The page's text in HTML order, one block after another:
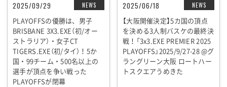
NEWS
2025/09/29
PLAYOFFSの優勝は、男子
BRISBANE 3X3.EXE（初/オー
ストラリア）・女子CT
TIGERS.EXE（初/タイ）！5か
国・99チーム・500名以上の
選手が頂点を争い戦った
PLAYOFFSが閉幕
NEWS
2025/06/18
【大阪開催決定】5カ国の頂点
を決める3人制バスケの最終決
戦！「3x3.EXE PREMIER 2025
PLAYOFFS」2025/9/27-28 @グ
ラングリーン大阪 ロートハー
トスクエアうめきた